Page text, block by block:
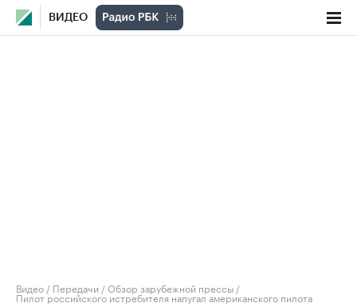
ВИДЕО
Видео / Передачи /Обзор зарубежной прессы /
Пилот российского истребителя напугал американского пилота